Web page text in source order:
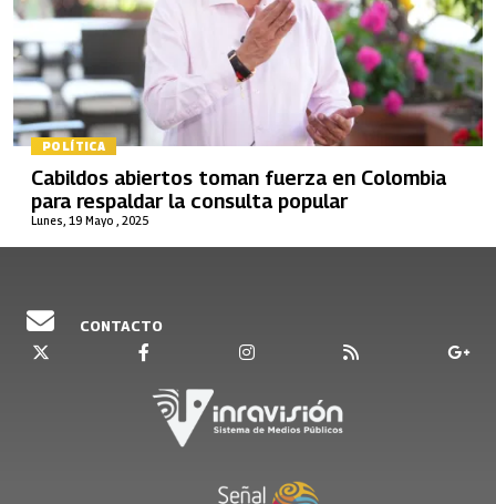
POLÍTICA
Lunes, 19 Mayo , 2025
Cabildos abiertos toman fuerza en Colombia
para respaldar la consulta popular
CONTACTO